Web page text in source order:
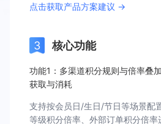
点击获取产品方案建议 →
核心功能
功能1：多渠道积分规则与倍率叠
获取与消耗
支持按会员日/生日/节日等场景配
等级积分倍率、外部订单积分倍率